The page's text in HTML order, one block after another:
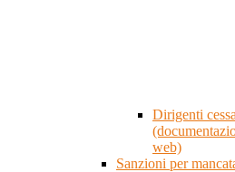
Dirigenti
web)
Sanzioni per